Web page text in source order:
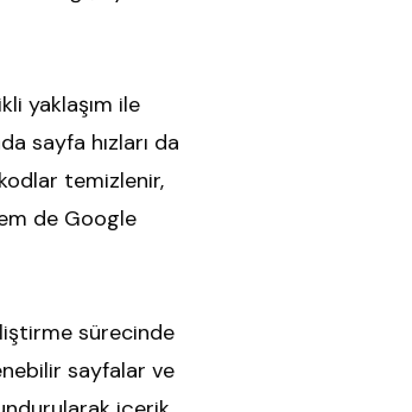
yaklaşım ile
sayfa hızları da
temizlenir,
de Google
sürecinde
sayfalar ve